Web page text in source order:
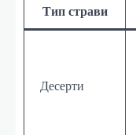
Тип страви
Десерти